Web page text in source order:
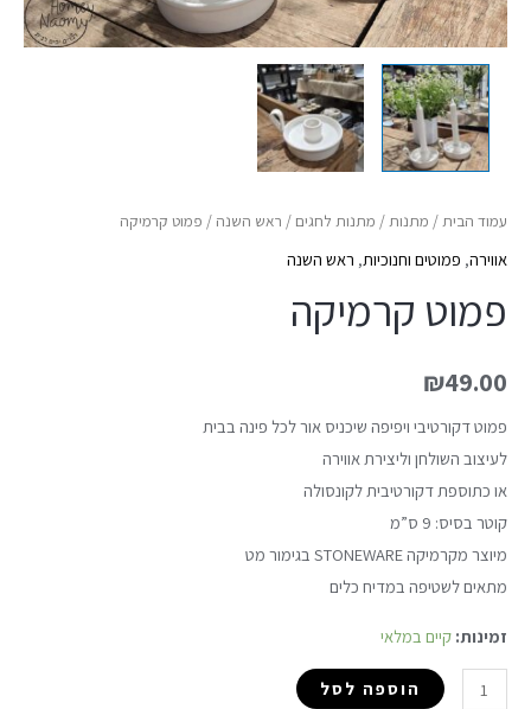
עמוד הבית/ מתנות/ מתנות לחגים / ראש השנה / פמוט קרמיקה
אווירה, פמוטים וחנוכיות, ראש השנה
פמוט קרמיקה
₪49.00
פמוט דקורטיבי ויפיפה שיכניס אור לכל פינה בבית
לעיצוב השולחן וליצירת אווירה
או כתוספת דקורטיבית לקונסולה
קוטר בסיס: 9 ס”מ
מיוצר מקרמיקה STONEWARE בגימור מט
מתאים לשטיפה במדיח כלים
זמינות: קיים במלאי
הוספה לסל